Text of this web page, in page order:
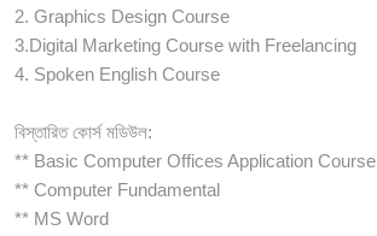
2. Graphics Design Course
3.Digital Marketing Course with Freelancing
4. Spoken English Course
বিস্তারিত কোর্স মডিউল:
** Basic Computer Offices Application Course
** Computer Fundamental
** MS Word